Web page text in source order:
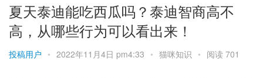
夏天泰迪能吃西瓜吗？泰迪智商高不
高，从哪些行为可以看出来！
投稿用户 • 2022年11月4日 pm4:33 • 猫咪知识 • 阅读 701